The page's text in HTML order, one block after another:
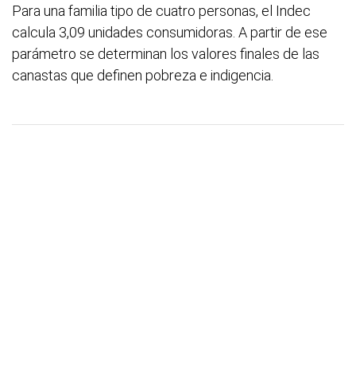
Para una familia tipo de cuatro personas, el Indec
calcula 3,09 unidades consumidoras. A partir de ese
parámetro se determinan los valores finales de las
canastas que definen pobreza e indigencia.